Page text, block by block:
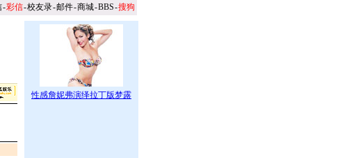
-彩信-校友录-邮件-商城-BBS-搜狗